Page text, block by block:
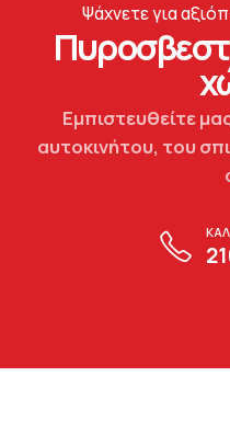
Ψάχνετε για
Εμπιστευθείτε
αυτοκινήτου, του